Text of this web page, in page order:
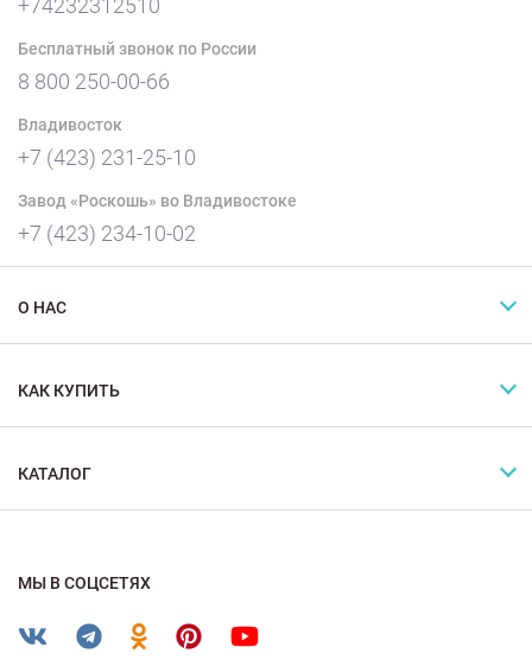
+74232312510
Бесплатный звонок по России
8 800 250-00-66
Владивосток
+7 (423) 231-25-10
Завод «Роскошь» во Владивостоке
+7 (423) 234-10-02
О НАС
КАК КУПИТЬ
КАТАЛОГ
МЫ В СОЦСЕТЯХ